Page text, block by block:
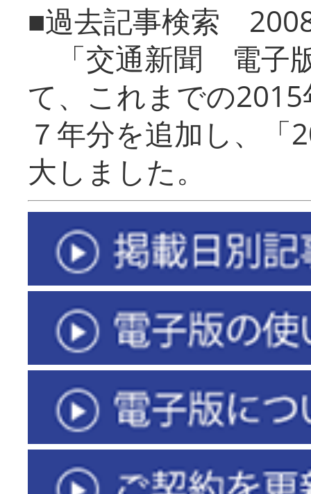
■過去記事検索
「交通新聞 電子
て、これまでの
７年分を追加し、「
大しまし